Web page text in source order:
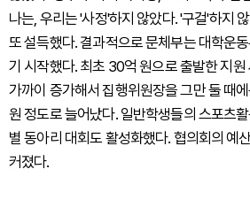
나는, 우리는 '사정'하지 않았다. '구걸'하지
또 설득했다. 결과적으로 문체부는 대학운
기 시작했다. 최초 30억 원으로 출발한 지원
가까이 증가해서 집행위원장을 그만 둘 때
원 정도로 늘어났다. 일반학생들의 스포츠
별 동아리 대회도 활성화했다. 협의회의 예
커졌다.